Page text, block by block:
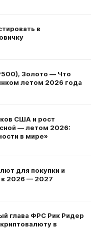
в
Золото — Что
летом 2026 года
США и рост
— летом 2026:
в мире»
для покупки и
в 2026 — 2027
глава ФРС Рик Ридер
в